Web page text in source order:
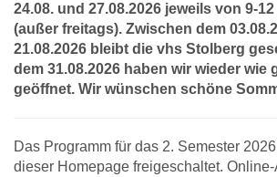
24.08. und 27.08.2026 jeweils von 9-
(außer freitags). Zwischen dem
21.08.2026 bleibt die vhs Stolberg
dem 31.08.2026 haben wir wieder wie
geöffnet. Wir wünschen schöne
Das Programm für das 2. Semester
dieser Homepage freigeschaltet.